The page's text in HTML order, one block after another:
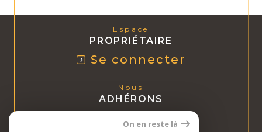
Espace
PROPRIÉTAIRE
Se connecter
Nous
ADHÉRONS
On en reste là